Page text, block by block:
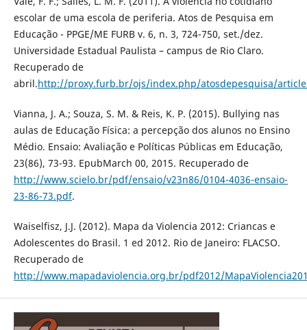
escolar de uma escola de periferia. Atos de Pesquisa em
Educação - PPGE/ME FURB v. 6, n. 3, 724-750, set./dez.
Universidade Estadual Paulista – campus de Rio Claro.
Recuperado de
abril.http://proxy.furb.br/ojs/index.php/atosdepesquisa/
Vianna, J. A.; Souza, S. M. & Reis, K. P. (2015). Bullying nas
aulas de Educação Física: a percepção dos alunos no Ensino
Médio. Ensaio: Avaliação e Políticas Públicas em Educação,
23(86), 73-93. EpubMarch 00, 2015. Recuperado de
http://www.scielo.br/pdf/ensaio/v23n86/0104-4036-ensaio-
23-86-73.pdf.
Waiselfisz, J.J. (2012). Mapa da Violencia 2012: Criancas e
Adolescentes do Brasil. 1 ed 2012. Rio de Janeiro: FLACSO.
Recuperado de
http://www.mapadaviolencia.org.br/pdf2012/